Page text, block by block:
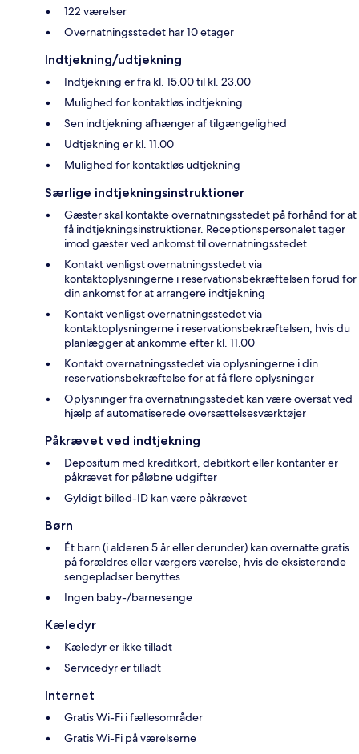
122 værelser
Overnatningsstedet har 10 etager
Indtjekning/udtjekning
Indtjekning er fra kl. 15.00 til kl. 23.00
Mulighed for kontaktløs indtjekning
Sen indtjekning afhænger af tilgængelighed
Udtjekning er kl. 11.00
Mulighed for kontaktløs udtjekning
Særlige indtjekningsinstruktioner
Gæster skal kontakte overnatningsstedet på forhånd for at
få indtjekningsinstruktioner. Receptionspersonalet tager
imod gæster ved ankomst til overnatningsstedet
Kontakt venligst overnatningsstedet via
kontaktoplysningerne i reservationsbekræftelsen forud for
din ankomst for at arrangere indtjekning
Kontakt venligst overnatningsstedet via
kontaktoplysningerne i reservationsbekræftelsen, hvis du
planlægger at ankomme efter kl. 11.00
Kontakt overnatningsstedet via oplysningerne i din
reservationsbekræftelse for at få flere oplysninger
Oplysninger fra overnatningsstedet kan være oversat ved
hjælp af automatiserede oversættelsesværktøjer
Påkrævet ved indtjekning
Depositum med kreditkort, debitkort eller kontanter er
påkrævet for påløbne udgifter
Gyldigt billed-ID kan være påkrævet
Børn
Ét barn (i alderen 5 år eller derunder) kan overnatte gratis
på forældres eller værgers værelse, hvis de eksisterende
sengepladser benyttes
Ingen baby-/barnesenge
Kæledyr
Kæledyr er ikke tilladt
Servicedyr er tilladt
Internet
Gratis Wi-Fi i fællesområder
Gratis Wi-Fi på værelserne